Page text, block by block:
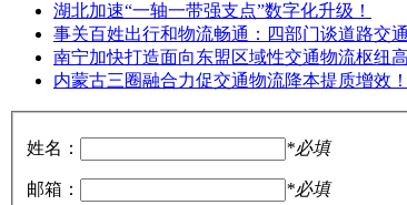
湖北加速“一轴一带强支点”数字化升级！
事关百姓出行和物流畅通：四部门谈道路交
南宁加快打造面向东盟区域性交通物流枢纽高
内蒙古三圈融合力促交通物流降本提质增效！
姓名： *必填
邮箱： *必填